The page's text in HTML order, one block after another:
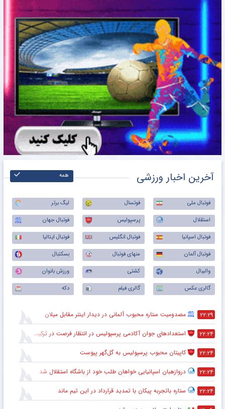
آخرین اخبار ورزشی همه
فوتبال ملی فوتسال
لیگ برتر
استقلال
پرسپولیس
فوتبال جهان
فوتبال اسپانیا
فوتبال انگلیس
فوتبال ایتالیا
فوتبال آلمان
منهای فوتبال
بسکتبال
والیبال
کشتی
ورزش بانوان
گالری عکس
گالری فیلم دکه
۲۲:۲۹ مصدومیت ستاره محبوب آلمانی در دیدار اینتر مقابل میلان
۲۲:۲۴ استعدادهای جوان آکادمی پرسپولیس در انتظار فرصت در ترکیب اصلی
۲۲:۲۴ کاپیتان محبوب پرسپولیس به گل‌گهر پیوست
۲۲:۲۴ دروازهبان اسپانیایی خواهان طلب خود از باشگاه استقلال شد
۲۲:۲۴ ستاره باتجربه پیکان با تمدید قرارداد در این تیم ماند